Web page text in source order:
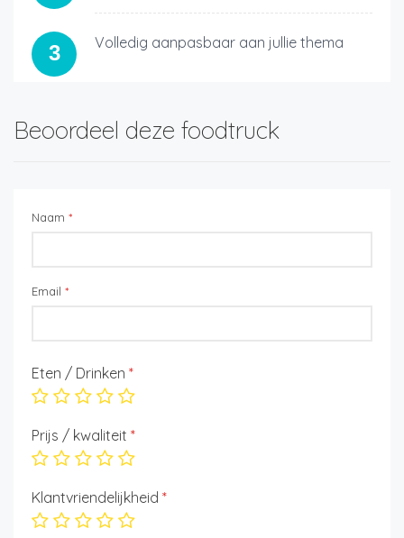
3 Volledig aanpasbaar aan jullie thema
Beoordeel deze foodtruck
Naam *
Email *
Eten / Drinken *
Prijs / kwaliteit *
Klantvriendelijkheid *